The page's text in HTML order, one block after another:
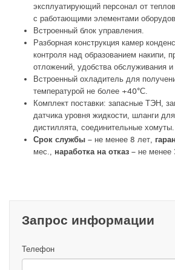
эксплуатирующий персонал от
с работающими элементами
Встроенный блок управления.
Разборная конструкция камер
контроля над образованием накипи,
отложений, удобства обслуживания
Встроенный охладитель для
температурой не более +40°С.
Комплект поставки: запасные ТЭН,
датчика уровня жидкости, шланги
дистиллята, соединительные хомуты.
Срок службы – не менее 8 лет,
мес., наработка на отказ – не менее
Запрос информации
Телефон